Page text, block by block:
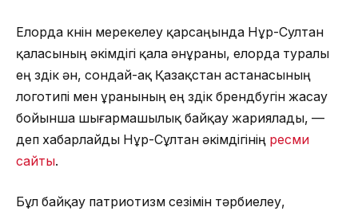
Елорда күнін мерекелеу қарсаңында Нұр-Султан
қаласының әкімдігі қала әнұраны, елорда туралы
ең үздік ән, сондай-ақ Қазақстан астанасының
логотипі мен ұранының ең үздік брендбугін жасау
бойынша шығармашылық байқау жариялады, —
деп хабарлайды Нұр-Сұлтан әкімдігінің ресми
сайты.
Бұл байқау патриотизм сезімін тәрбиелеу,